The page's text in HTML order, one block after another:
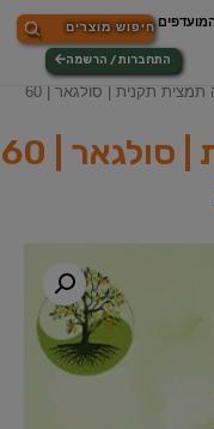
התחברות / הרשמה
/ אכינצאה תמצית תקנית | סולגאר | 60
אכינצאה תמצית תקנית | סולגאר | 60